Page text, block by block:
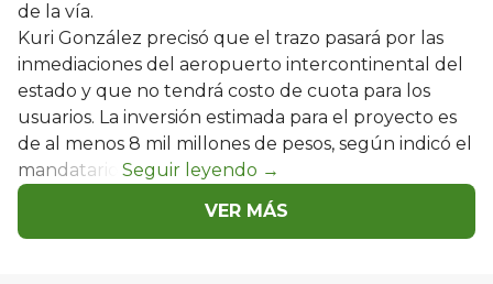
de la vía.
Kuri González precisó que el trazo pasará por las
inmediaciones del aeropuerto intercontinental del
estado y que no tendrá costo de cuota para los
usuarios. La inversión estimada para el proyecto es
de al menos 8 mil millones de pesos, según indicó el
mandatario.
VER MÁS